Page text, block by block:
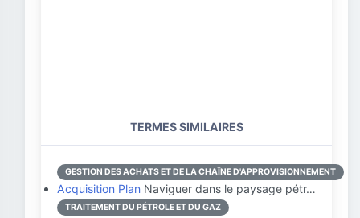
TERMES SIMILAIRES
GESTION DES ACHATS ET DE LA CHAÎNE D'APPROVISIONNEMENT
Acquisition Plan Naviguer dans le paysage pétr…
TRAITEMENT DU PÉTROLE ET DU GAZ